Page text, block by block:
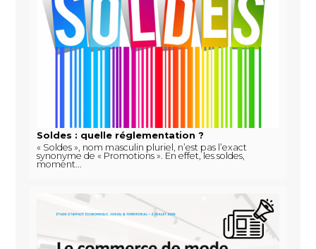
Soldes : quelle réglementation ?
« Soldes », nom masculin pluriel, n’est pas l’exact
synonyme de « Promotions ». En effet, les soldes,
moment...